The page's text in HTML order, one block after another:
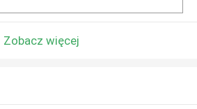
Zobacz więcej